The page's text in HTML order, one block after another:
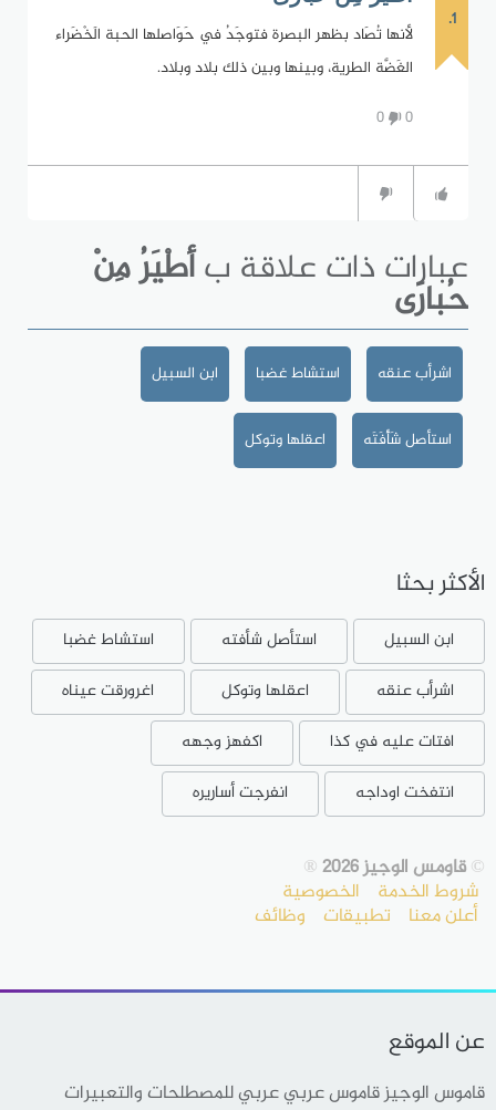
1.
لأنها تُصَاد بظهر البصرة فتوجَدُ في حَوَاصلها الحبة الَخْضَراء
الغَضَّة الطرية، وبينها وبين ذلك بلاد وبلاد.
0
0
عبارات ذات علاقة بأطْيَرُ مِنْ
حُبارَى
اشرأب عنقه استشاط غضبا ابن السبيل
استأصل شَأْفَتَه اعقلها وتوكل
الأكثر بحثا
ابن السبيل استأصل شأفته
استشاط غضبا
اشرأب عنقه
اعقلها وتوكل
اغرورقت عيناه
افتات عليه في كذا
اكفهز وجهه
انتفخت اوداجه
انفرجت أساريره
©قاومس الوجيز 2026 ®
شروط الخدمة الخصوصية
أعلن معنا تطبيقات وظائف
عن الموقع
قاموس الوجيز قاموس عربي عربي للمصطلحات والتعبيرات